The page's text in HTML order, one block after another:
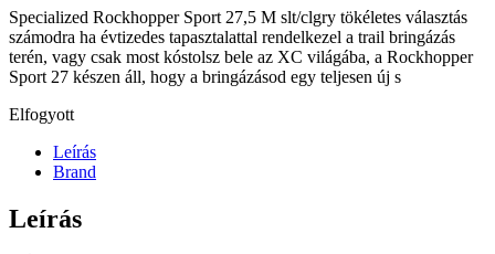
Specialized Rockhopper Sport 27,5 M slt/clgry tökéletes választás
számodra ha évtizedes tapasztalattal rendelkezel a trail bringázás
terén, vagy csak most kóstolsz bele az XC világába, a Rockhopper
Sport 27 készen áll, hogy a bringázásod egy teljesen új s
Elfogyott
Leírás
Brand
Leírás